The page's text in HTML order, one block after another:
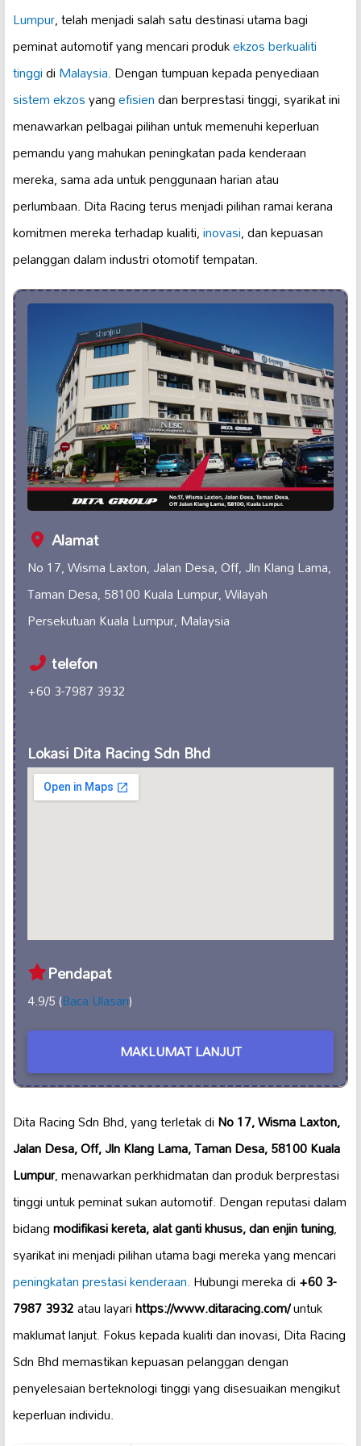
Lumpur, telah menjadi salah satu destinasi utama bagi
peminat automotif yang mencari produkekzos berkualiti
tinggidiMalaysia. Dengan tumpuan kepada penyediaan
sistem ekzosyangefisiendan berprestasi tinggi, syarikat ini
menawarkan pelbagai pilihan untuk memenuhi keperluan
pemandu yang mahukan peningkatan pada kenderaan
mereka, sama ada untuk penggunaan harian atau
perlumbaan. Dita Racing terus menjadi pilihan ramai kerana
komitmen mereka terhadap kualiti,inovasi, dan kepuasan
pelanggan dalam industri otomotif tempatan.
Alamat
No 17, Wisma Laxton, Jalan Desa, Off, Jln Klang Lama,
Taman Desa, 58100 Kuala Lumpur, Wilayah
Persekutuan Kuala Lumpur, Malaysia
telefon
+60 3-7987 3932
Lokasi Dita Racing Sdn Bhd
Pendapat
4.9/5 (Baca Ulasan)
MAKLUMAT LANJUT
Dita Racing Sdn Bhd, yang terletak diNo 17, Wisma Laxton,
Jalan Desa, Off, Jln Klang Lama, Taman Desa, 58100 Kuala
Lumpur, menawarkan perkhidmatan dan produk berprestasi
tinggi untuk peminat sukan automotif. Dengan reputasi dalam
bidangmodifikasi kereta, alat ganti khusus, dan enjin tuning,
syarikat ini menjadi pilihan utama bagi mereka yang mencari
peningkatan prestasi kenderaan.Hubungi mereka di+60 3-
7987 3932atau layarihttps://www.ditaracing.com/untuk
maklumat lanjut. Fokus kepada kualiti dan inovasi, Dita Racing
Sdn Bhd memastikan kepuasan pelanggan dengan
penyelesaian berteknologi tinggi yang disesuaikan mengikut
keperluan individu.